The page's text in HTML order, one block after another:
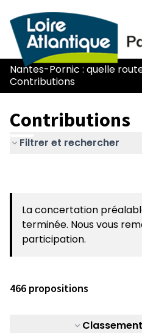
Nantes-Pornic : quelle
Contributions
Contributions
Filtrer et rechercher
La concertation
terminée. Nous vous
participation.
466 propositions